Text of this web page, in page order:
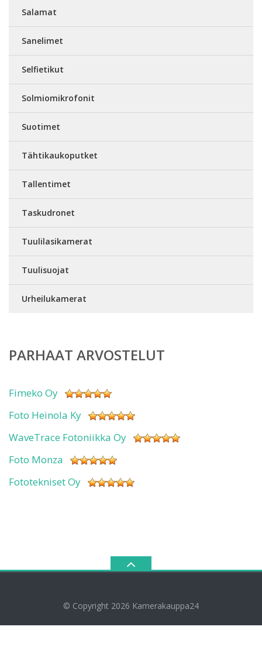
Salamat
Sanelimet
Selfietikut
Solmiomikrofonit
Suotimet
Tähtikaukoputket
Tallentimet
Taskudronet
Tuulilasikamerat
Tuulisuojat
Urheilukamerat
PARHAAT ARVOSTELUT
Fimeko Oy
Foto Heinola Ky
WaveTrace Fotoniikka Oy
Foto Monza
Fototekniset Oy
© Copyright 2026 Kamerakauppa24